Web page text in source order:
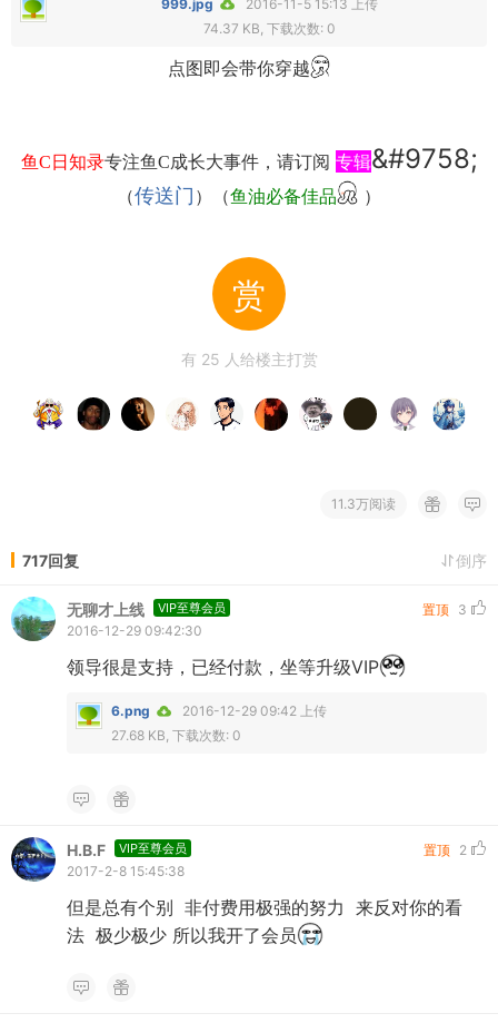
999.jpg
2016-11-5 15:13 上传
74.37 KB, 下载次数: 0
点图即会带你穿越
鱼C日知录专注鱼C成长大事件，请订阅 专辑&#9758;
（传送门 ）（鱼油必备佳品 ）
赏
有 25 人给楼主打赏
11.3万阅读
717回复 倒序
无聊才上线 VIP至尊会员 置顶 3
2016-12-29 09:42:30
领导很是支持，已经付款，坐等升级VIP
6.png
2016-12-29 09:42 上传
27.68 KB, 下载次数: 0
H.B.F VIP至尊会员 置顶 2
2017-2-8 15:45:38
但是总有个别 非付费用极强的努力 来反对你的看
法 极少极少 所以我开了会员